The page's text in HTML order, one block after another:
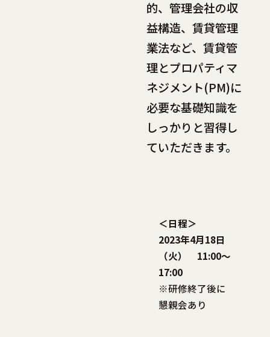
的、管理会社の収
益構造、賃貸管理
業法など、賃貸管
理とプロパティマ
ネジメント(PM)に
必要な基礎知識を
しっかりと習得し
ていただきます。
＜日程＞
2023年4月18日
（火） 11:00～
17:00
※研修終了後に
懇親会あり